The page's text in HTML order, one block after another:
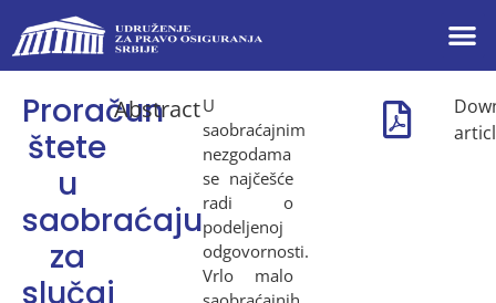
Proračun
štete
u
saobraćaju
za
slučaj
AbstractU
saobraćajnim
nezgodama
se najčešće
radi o
podeljenoj
odgovornosti.
Vrlo malo